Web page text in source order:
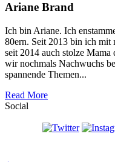
Ariane Brand
Ich bin Ariane. Ich
80ern. Seit 2013 bin ich mit
seit 2014 auch stolze
wir nochmals Nachwuchs
spannende Themen...
Read More
Social